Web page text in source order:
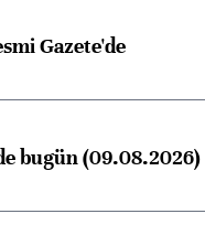
Gazete'de
bugün (09.08.2026)